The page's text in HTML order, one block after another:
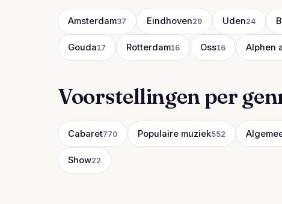
Amsterdam37 Eindhoven29 Uden24
Gouda17 Rotterdam16 Oss16 Alphen
Voorstellingen per
Cabaret770 Populaire muziek552
Show22